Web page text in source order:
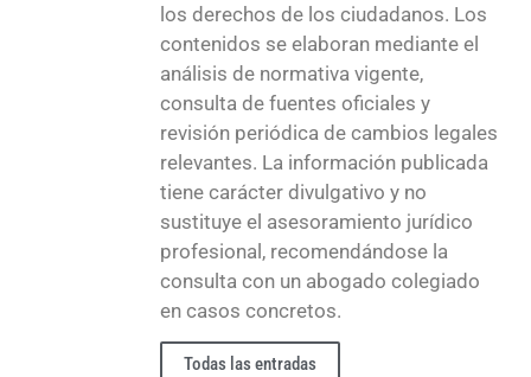
los derechos de los ciudadanos. Los
contenidos se elaboran mediante el
análisis de normativa vigente,
consulta de fuentes oficiales y
revisión periódica de cambios legales
relevantes. La información publicada
tiene carácter divulgativo y no
sustituye el asesoramiento jurídico
profesional, recomendándose la
consulta con un abogado colegiado
en casos concretos.
Todas las entradas